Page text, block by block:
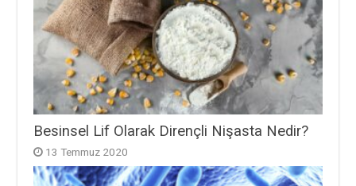
Besinsel Lif Olarak Dirençli Nişasta Nedir?
13 Temmuz 2020